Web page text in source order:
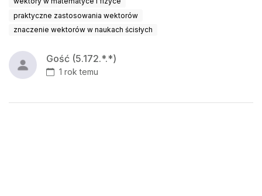
praktyczne zastosowania wektorów
znaczenie wektorów w naukach ścisłych
Gość (5.172.*.*)
1 rok temu